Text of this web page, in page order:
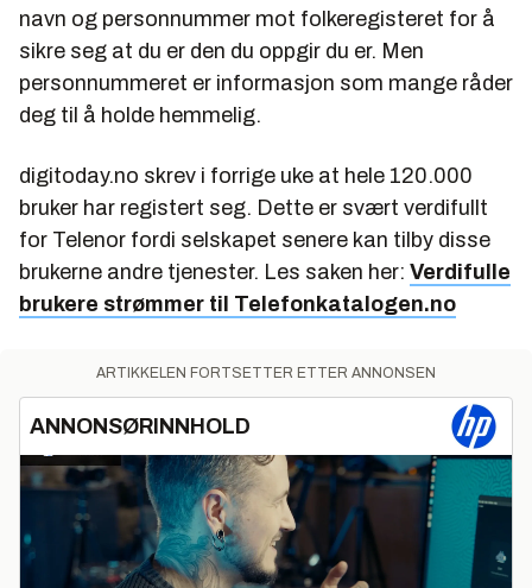
navn og personnummer mot folkeregisteret for å
sikre seg at du er den du oppgir du er. Men
personnummeret er informasjon som mange råder
deg til å holde hemmelig.
digitoday.no skrev i forrige uke at hele 120.000
bruker har registert seg. Dette er svært verdifullt
for Telenor fordi selskapet senere kan tilby disse
brukerne andre tjenester. Les saken her: Verdifulle
brukere strømmer til Telefonkatalogen.no
ARTIKKELEN FORTSETTER ETTER ANNONSEN
ANNONSØRINNHOLD